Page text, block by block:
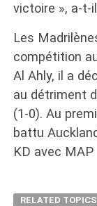
victoire », a-t-
Les
compétition
Al Ahly, il a
au détriment
(1-0). Au
battu
KD avec MAP
RELATED TOPICS